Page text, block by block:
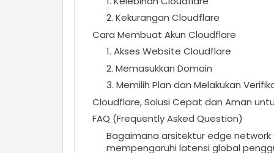
2. Kekurangan Cloudflare
Cara Membuat Akun Cloudflare
1. Akses Website Cloudflare
2. Memasukkan Domain
3. Memilih Plan dan Melakukan
Cloudflare, Solusi Cepat dan Aman
FAQ (Frequently Asked Question)
Bagaimana arsitektur edge
mempengaruhi latensi global